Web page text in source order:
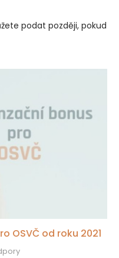
podat později, pokud
OSVČ od roku 2021